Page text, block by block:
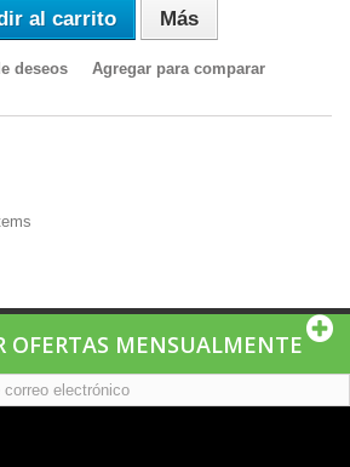
al carrito Más
deseos Agregar para comparar
OFERTAS MENSUALMENTE